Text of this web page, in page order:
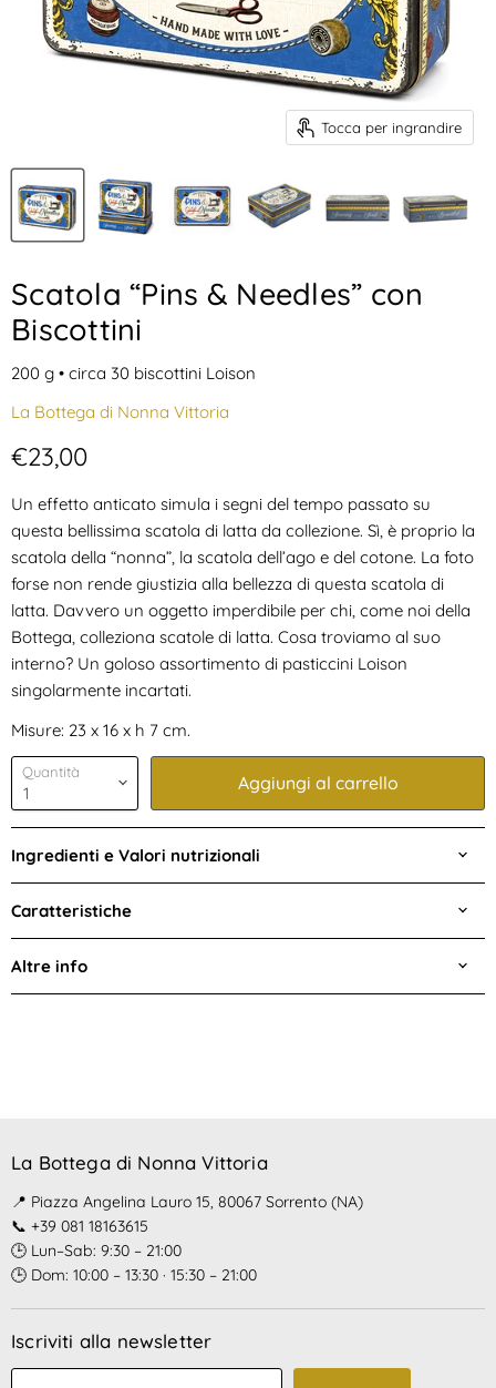
Tocca per ingrandire
Scatola “Pins & Needles” con
Biscottini
200 g • circa 30 biscottini Loison
La Bottega di Nonna Vittoria
Prezzo attuale
€23,00
Un effetto anticato simula i segni del tempo passato su
questa bellissima scatola di latta da collezione. Sì, è proprio la
scatola della “nonna”, la scatola dell’ago e del cotone. La foto
forse non rende giustizia alla bellezza di questa scatola di
latta. Davvero un oggetto imperdibile per chi, come noi della
Bottega, colleziona scatole di latta. Cosa troviamo al suo
interno? Un goloso assortimento di pasticcini Loison
singolarmente incartati.
Misure: 23 x 16 x h 7 cm.
Quantità
Aggiungi al carrello
Ingredienti e Valori nutrizionali
Caratteristiche
Altre info
La Bottega di Nonna Vittoria
📍 Piazza Angelina Lauro 15, 80067 Sorrento (NA)
📞 +39 081 18163615
🕒 Lun–Sab: 9:30 – 21:00
🕒 Dom: 10:00 – 13:30 · 15:30 – 21:00
Iscriviti alla newsletter